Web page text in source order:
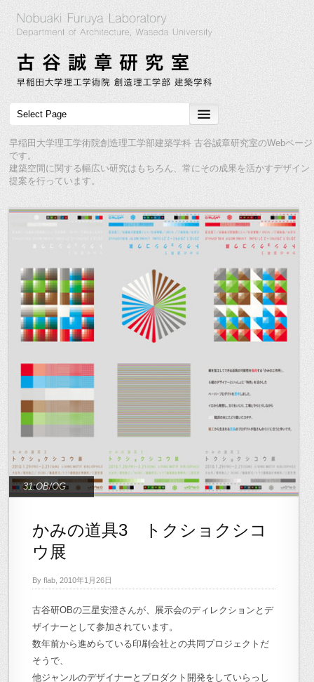
早稲田大学理工学術院創造理工学部建築学科 古谷誠章研究室のWebページ
です。
建築空間に関する幅広い研究はもちろん、常にその成果を活かすデザイン
提案を行っています。
31:OB/OG
かみの道具3 トクショクシコ
ウ展
By flab, 2010年1月26日
古谷研OBの三星安澄さんが、展示会のディレクションとデ
ザイナーとして参加されています。
数年前から進めらている印刷会社との共同プロジェクトだ
そうで、
他ジャンルのデザイナーとプロダクト開発をしていらっし